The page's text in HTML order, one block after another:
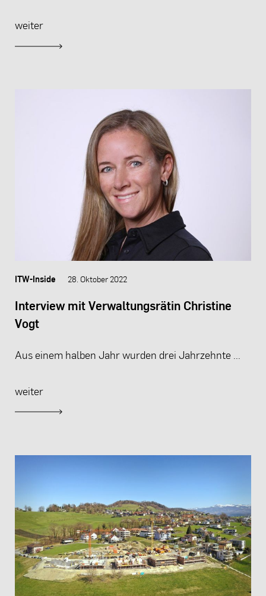
weiter
ITW-Inside 28. Oktober 2022
Interview mit Verwaltungsrätin Christine
Vogt
Aus einem halben Jahr wurden drei Jahrzehnte ...
weiter